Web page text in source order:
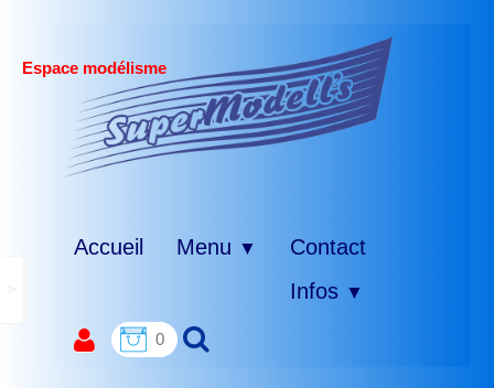
Espace modélisme
Accueil Menu ▼
Contact
Infos ▼
0